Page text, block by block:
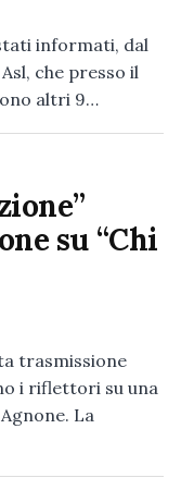
informati, dal
che presso il
altri 9…
su “Chi
trasmissione
i riflettori su una
La